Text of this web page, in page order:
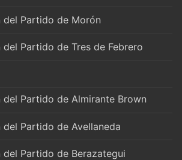
del Partido de Morón
del Partido de Tres de Febrero
del Partido de Almirante Brown
del Partido de Avellaneda
del Partido de Berazategui